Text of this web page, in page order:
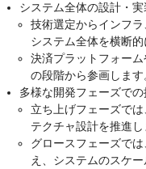
システム全体の設計・実
技術選定からインフラ
システム全体を横断的
決済プラットフォー
の段階から参画します
多様な開発フェーズでの
立ち上げフェーズで
テクチャ設計を推進し
グロースフェーズで
え、システムのスケー